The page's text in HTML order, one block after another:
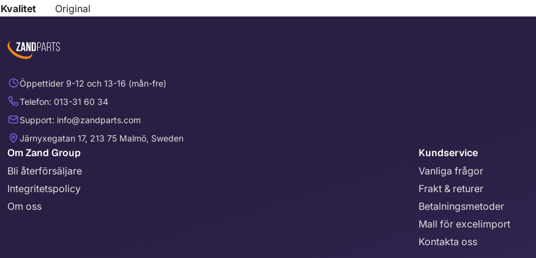
Kvalitet
Original
Öppettider 9-12 och 13-16 (mån-fre)
Telefon: 013-31 60 34
Support: info@zandparts.com
Järnyxegatan 17, 213 75 Malmö, Sweden
Om Zand Group
Bli återförsäljare
Integritetspolicy
Om oss
Kundservice
Vanliga frågor
Frakt & returer
Betalningsmetoder
Mall för excelimport
Kontakta oss